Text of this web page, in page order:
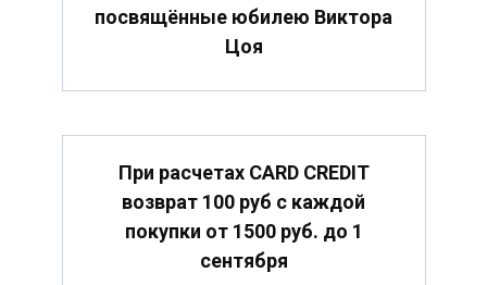
посвящённые юбилею Виктора
Цоя
При расчетах CARD CREDIT
возврат 100 руб с каждой
покупки от 1500 руб. до 1
сентября